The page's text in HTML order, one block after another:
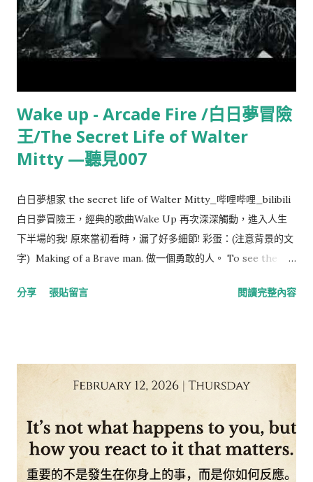
Wake up - Arcade Fire /白日夢冒險
王/The Secret Life of Walter
Mitty —聽見007
白日夢想家 the secret life of Walter Mitty_哔哩哔哩_bilibili
白日夢冒險王，經典的歌曲Wake Up 再次深深觸動，進入人生
下半場的我! 原來當初看時，漏了好多細節! 彩蛋：(注意背景的文
字) Making of a Brave man. 做一個勇敢的人。 To see the
險、不確定的事物。 Passport to see behind walls. 通往表面下
that I'm older My heart's colder And I can see that it's a lie
Children, wake up Hold your mistake up Before they turn
the summer into dust If the children don't grow up Our
bodies get bigger but our hearts get torn up We're just a
million little god's causin' rain storms Turnin' every good
分享 張貼留言 閱讀完整內容